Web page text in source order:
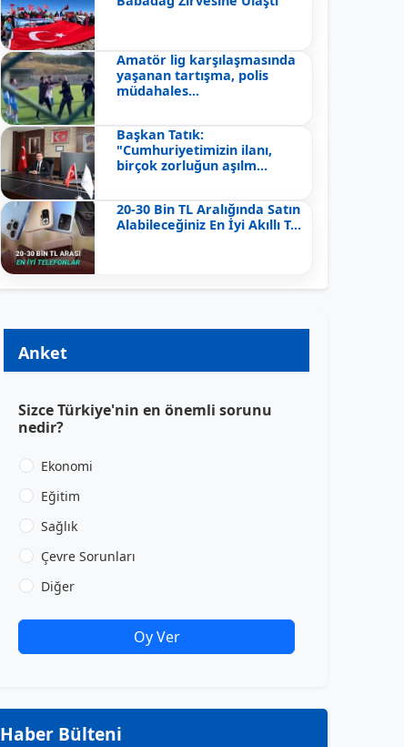
Amatör lig karşılaşmasında
yaşanan tartışma, polis
müdahales...
Başkan Tatık:
"Cumhuriyetimizin ilanı,
birçok zorluğun aşılm...
20-30 Bin TL Aralığında Satın
Alabileceğiniz En İyi Akıllı T...
Anket
Sizce Türkiye'nin en önemli sorunu
nedir?
Ekonomi
Eğitim
Sağlık
Çevre Sorunları
Diğer
Oy Ver
Haber Bülteni